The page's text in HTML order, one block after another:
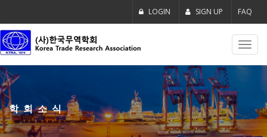
LOGIN SIGN UP FAQ
학회소식